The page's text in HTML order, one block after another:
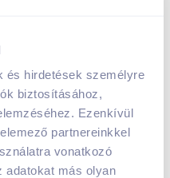
és hirdetések személyre
biztosításához,
Ezenkívül
partnereinkkel
vonatkozó
adatokat más olyan
/db
Ft /kg
Ft /db(27 % áfa)